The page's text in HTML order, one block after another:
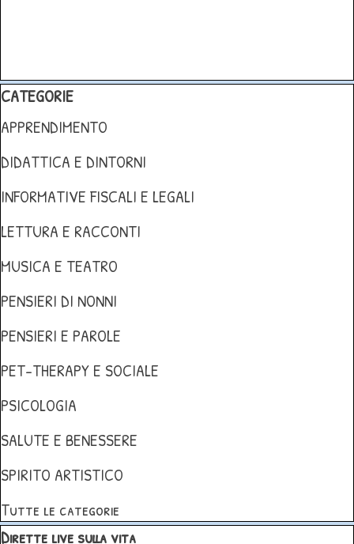
Salta blocco CATEGORIE
CATEGORIE
APPRENDIMENTO
DIDATTICA E DINTORNI
INFORMATIVE FISCALI E LEGALI
LETTURA E RACCONTI
MUSICA E TEATRO
PENSIERI DI NONNI
PENSIERI E PAROLE
PET-THERAPY E SOCIALE
PSICOLOGIA
SALUTE E BENESSERE
SPIRITO ARTISTICO
Tutte le categorie
Salta blocco Dirette live sulla vita
Dirette live sulla vita